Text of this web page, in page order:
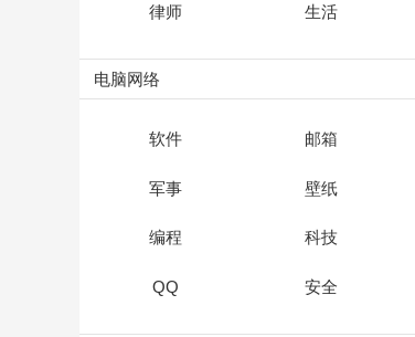
律师 生活
电脑网络
软件 邮箱
军事 壁纸
编程 科技
QQ 安全